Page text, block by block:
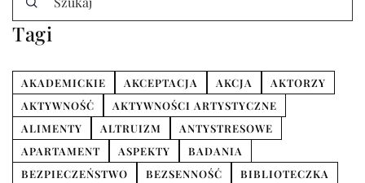
Tagi
AKADEMICKIE AKCEPTACJA AKCJA
AKTORZY
AKTYWNOŚĆ
AKTYWNOŚCI ARTYSTYCZNE
ALIMENTY
ALTRUIZM
ANTYSTRESOWE
APARTAMENT
ASPEKTY
BADANIA
BEZPIECZEŃSTWO
BEZSENNOŚĆ
BIBLIOTECZKA